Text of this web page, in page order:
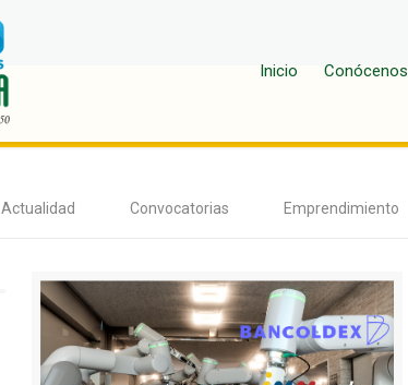
Inicio Conócenos
Actualidad Convocatorias Emprendimiento